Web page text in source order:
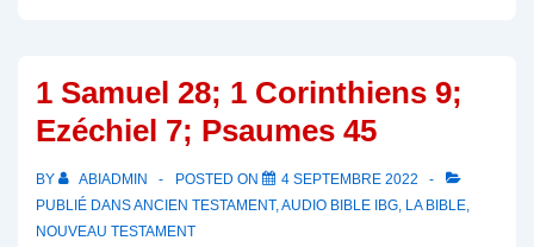
1 Samuel 28; 1 Corinthiens 9;
Ezéchiel 7; Psaumes 45
BY ABIADMIN POSTED ON
4 SEPTEMBRE 2022
PUBLIÉ DANSANCIEN TESTAMENT,AUDIO BIBLE IBG, LA BIBLE,
NOUVEAU TESTAMENT